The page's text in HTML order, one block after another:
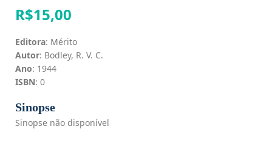
R$15,00
Editora: Mérito
Autor: Bodley, R. V. C.
Ano: 1944
ISBN: 0
Sinopse
Sinopse não disponível